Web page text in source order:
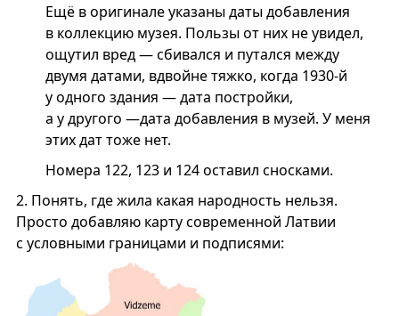
Ещё в оригинале указаны даты добавления
в коллекцию музея. Пользы от них не увидел,
ощутил вред — сбивался и путался между
двумя датами, вдвойне тяжко, когда 1930-й
у одного здания — дата постройки,
а у другого —дата добавления в музей. У меня
этих дат тоже нет.
Номера 122, 123 и 124 оставил сносками.
2. Понять, где жила какая народность нельзя.
Просто добавляю карту современной Латвии
с условными границами и подписями: